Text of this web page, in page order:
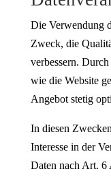
Die Verwendung
Zweck, die
verbessern.
wie die Website
Angebot stetig
In diesen
Interesse in der
Daten nach Art.